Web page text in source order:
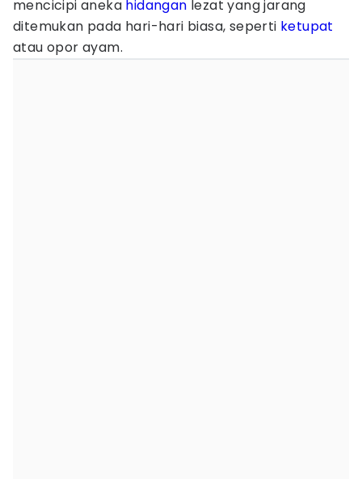
mencicipi aneka hidangan lezat yang jarang
ditemukan pada hari-hari biasa, seperti ketupat
atau opor ayam.